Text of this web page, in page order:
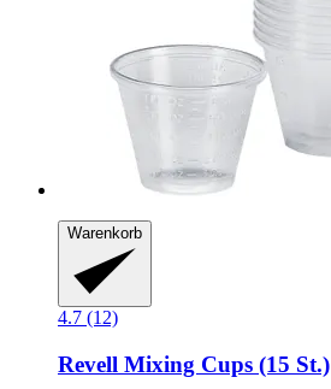
Warenkorb
4.7 (12)
Revell Mixing Cups (15 St.)